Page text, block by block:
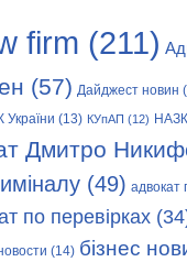
firm (211)
(57) Дайджест новин
України (13) КУпАП (12) НАЗК
Дмитро
(49) адвокат
по перевірках
(14) бізнес